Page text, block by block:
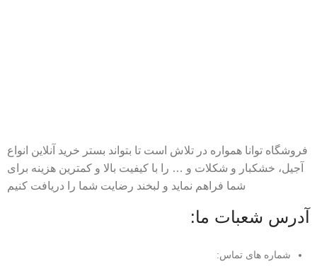
فروشگاه توانا همواره در تلاش است تا بتواند بستر خرید آنلاین انواع
آجیل، خشکبار و شکلات و … را با کیفیت بالا و کمترین هزینه برای
شما فراهم نماید و لبخند رضایت شما را دریافت کنیم
آدرس شعبات ما:
شماره های تماس: